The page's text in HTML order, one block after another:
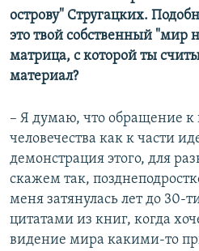
острову" Стругацких.
это твой собственный "мир
матрица, с которой ты
материал?
– Я думаю, что обращение к
человечества как к части
демонстрация этого, для
скажем так,
меня затянулась лет до 30-
цитатами из книг, когда
видение мира какими-то